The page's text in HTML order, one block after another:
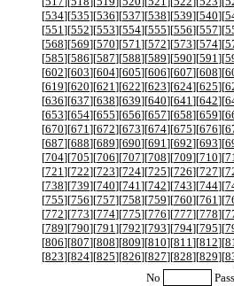
[534][535][536][537][538][539][540][
[551][552][553][554][555][556][557][
[568][569][570][571][572][573][574][
[585][586][587][588][589][590][591][
[602][603][604][605][606][607][608][
[619][620][621][622][623][624][625][
[636][637][638][639][640][641][642][
[653][654][655][656][657][658][659][
[670][671][672][673][674][675][676][
[687][688][689][690][691][692][693][
[704][705][706][707][708][709][710][
[721][722][723][724][725][726][727][
[738][739][740][741][742][743][744][
[755][756][757][758][759][760][761][
[772][773][774][775][776][777][778][
[789][790][791][792][793][794][795][
[806][807][808][809][810][811][812][
[823][824][825][826][827][828][829][
No
Pass